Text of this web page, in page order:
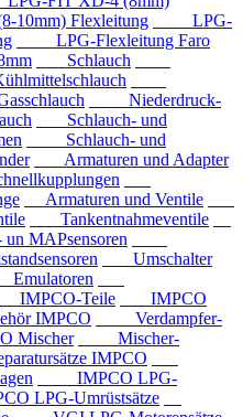
Flexleitung
LPG-
LPG-Flexleitung Faro
Schlauch
Niederdruck-
Schlauch- und
Schlauch- und
Armaturen und Adapter
Armaturen und Ventile
Tankentnahmeventile
MAPsensoren
Umschalter
IMPCO-Teile
IMPCO
IMPCO
Verdampfer-
Mischer
Mischer-
IMPCO
IMPCO LPG-
LPG-Umrüstsätze